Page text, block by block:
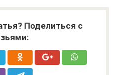
Поделиться с